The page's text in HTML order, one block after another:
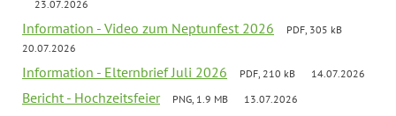
23.07.2026
Information - Video zum Neptunfest 2026
PDF, 305 kB
20.07.2026
Information - Elternbrief Juli 2026 PDF, 210 kB 14.07.2026
Bericht - Hochzeitsfeier PNG, 1.9 MB 13.07.2026